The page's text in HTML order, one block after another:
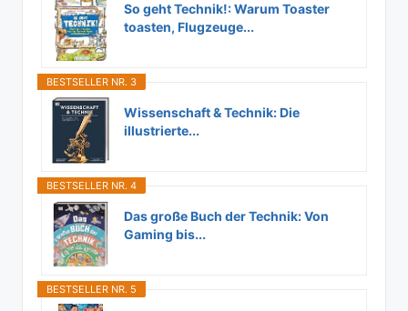
So geht Technik!: Warum Toaster
toasten, Flugzeuge...
BESTSELLER NR. 3
Wissenschaft & Technik: Die
illustrierte...
BESTSELLER NR. 4
Das große Buch der Technik: Von
Gaming bis...
BESTSELLER NR. 5